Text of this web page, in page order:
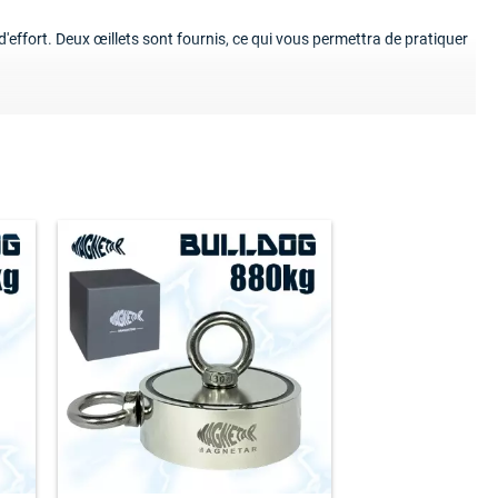
Deux œillets sont fournis, ce qui vous permettra de pratiquer
traction est plus conséquente lorsque l'on pêche de manière